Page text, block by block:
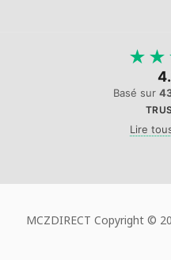
★ ★
Basé sur
Lire
MCZDIRECT Copyright ©